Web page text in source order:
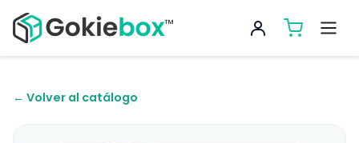
← Volver al catálogo